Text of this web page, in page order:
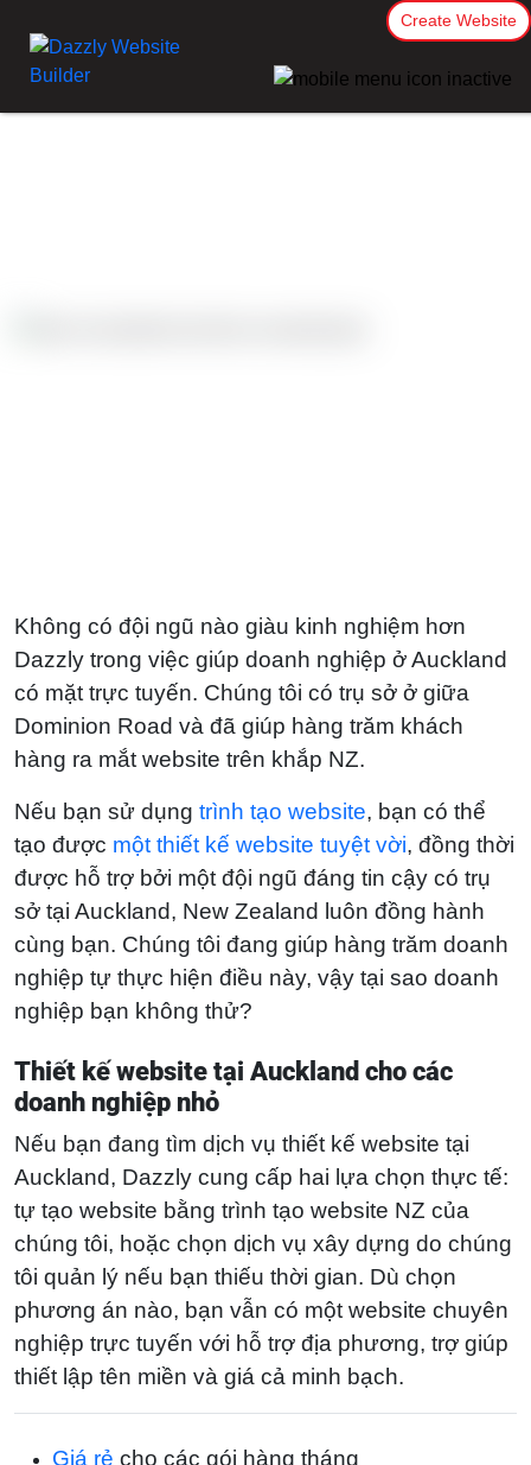
Create Website
Không có đội ngũ nào giàu kinh nghiệm hơn
Dazzly trong việc giúp doanh nghiệp ở Auckland
có mặt trực tuyến. Chúng tôi có trụ sở ở giữa
Dominion Road và đã giúp hàng trăm khách
hàng ra mắt website trên khắp NZ.
Nếu bạn sử dụng trình tạo website, bạn có thể
tạo được một thiết kế website tuyệt vời, đồng thời
được hỗ trợ bởi một đội ngũ đáng tin cậy có trụ
sở tại Auckland, New Zealand luôn đồng hành
cùng bạn. Chúng tôi đang giúp hàng trăm doanh
nghiệp tự thực hiện điều này, vậy tại sao doanh
nghiệp bạn không thử?
Thiết kế website tại Auckland cho các
doanh nghiệp nhỏ
Nếu bạn đang tìm dịch vụ thiết kế website tại
Auckland, Dazzly cung cấp hai lựa chọn thực tế:
tự tạo website bằng trình tạo website NZ của
chúng tôi, hoặc chọn dịch vụ xây dựng do chúng
tôi quản lý nếu bạn thiếu thời gian. Dù chọn
phương án nào, bạn vẫn có một website chuyên
nghiệp trực tuyến với hỗ trợ địa phương, trợ giúp
thiết lập tên miền và giá cả minh bạch.
Giá rẻ cho các gói hàng tháng